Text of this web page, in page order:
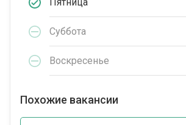
Суббота
Воскресенье
Похожие вакансии